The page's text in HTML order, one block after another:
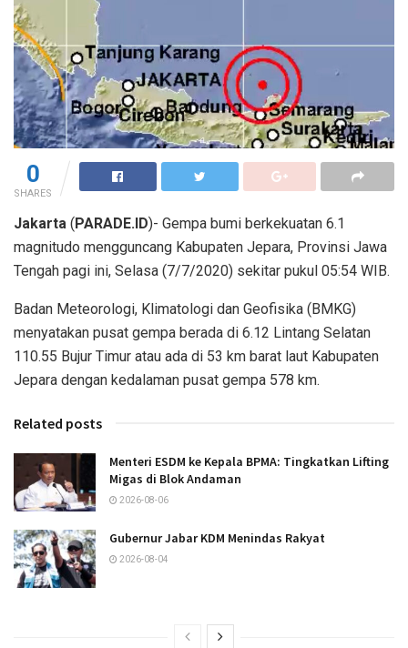
0
SHARES
Jakarta (PARADE.ID)- Gempa bumi berkekuatan 6.1
magnitudo mengguncang Kabupaten Jepara, Provinsi Jawa
Tengah pagi ini, Selasa (7/7/2020) sekitar pukul 05:54 WIB.
Badan Meteorologi, Klimatologi dan Geofisika (BMKG)
menyatakan pusat gempa berada di 6.12 Lintang Selatan
110.55 Bujur Timur atau ada di 53 km barat laut Kabupaten
Jepara dengan kedalaman pusat gempa 578 km.
Related posts
Menteri ESDM ke Kepala BPMA: Tingkatkan Lifting
Migas di Blok Andaman
2026-08-06
Gubernur Jabar KDM Menindas Rakyat
2026-08-04